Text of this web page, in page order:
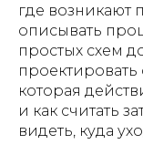
где возникают
описывать
простых схем
которая
и как считать
видеть, куда